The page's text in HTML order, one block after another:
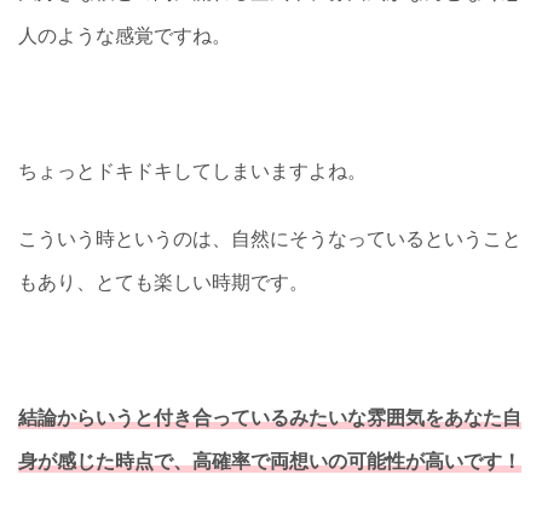
人のような感覚ですね。
ちょっとドキドキしてしまいますよね。
こういう時というのは、自然にそうなっているということ
もあり、とても楽しい時期です。
結論からいうと付き合っているみたいな雰囲気をあなた自
身が感じた時点で、高確率で両想いの可能性が高いです！